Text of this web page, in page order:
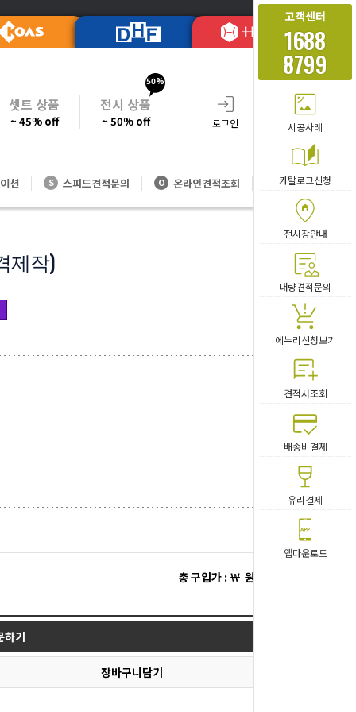
고객센터
1688
8799
시공사례
카탈로그신청
전시장안내
대량견적문의
에누리신청보기
견적서조회
배송비결제
유리결제
앱다운로드
셋트 상품
~ 45% off
50%
전시 상품
~ 50% off 로그인 주문조회
션 S 스피드견적문의 O 온라인견적조회 대량방문견적
제작)
총 구입가 : ￦ 원
하기
장바구니담기
카테고리